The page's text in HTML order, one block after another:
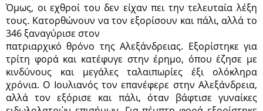
Όμως, οι εχθροί του δεν είχαν πει την τελευταία λέξη
τους. Κατορθώνουν να τον εξορίσουν και πάλι, αλλά το
346 ξαναγύρισε στον
πατριαρχικό θρόνο της Αλεξάνδρειας. Εξορίστηκε για
τρίτη φορά και κατέφυγε στην έρημο, όπου έζησε με
κινδύνους και μεγάλες ταλαιπωρίες έξι ολόκληρα
χρόνια. Ο Ιουλιανός τον επανέφερε στην Αλεξάνδρεια,
αλλά τον εξόρισε και πάλι, όταν βάφτισε γυναίκες